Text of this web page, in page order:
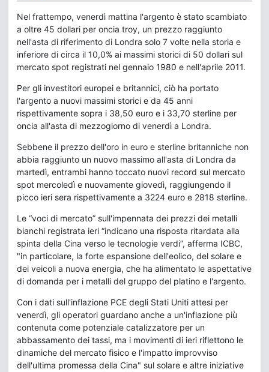
Nel frattempo, venerdì mattina l'argento è stato scambiato
a oltre 45 dollari per oncia troy, un prezzo raggiunto
nell'asta di riferimento di Londra solo 7 volte nella storia e
inferiore di circa il 10,0% ai massimi storici di 50 dollari sul
mercato spot registrati nel gennaio 1980 e nell'aprile 2011.
Per gli investitori europei e britannici, ciò ha portato
l'argento a nuovi massimi storici e da 45 anni
rispettivamente sopra i 38,50 euro e i 33,70 sterline per
oncia all'asta di mezzogiorno di venerdì a Londra.
Sebbene il prezzo dell'oro in euro e sterline britanniche non
abbia raggiunto un nuovo massimo all'asta di Londra da
martedì, entrambi hanno toccato nuovi record sul mercato
spot mercoledì e nuovamente giovedì, raggiungendo il
picco ieri sera rispettivamente a 3224 euro e 2818 sterline.
Le “voci di mercato” sull'impennata dei prezzi dei metalli
bianchi registrata ieri “indicano una risposta ritardata alla
spinta della Cina verso le tecnologie verdi”, afferma ICBC,
"in particolare, la forte espansione dell'eolico, del solare e
dei veicoli a nuova energia, che ha alimentato le aspettative
di domanda per i metalli del gruppo del platino e l'argento.
Con i dati sull'inflazione PCE degli Stati Uniti attesi per
venerdì, gli operatori guardano anche a un'inflazione più
contenuta come potenziale catalizzatore per un
abbassamento dei tassi, ma i movimenti di ieri riflettono le
dinamiche del mercato fisico e l'impatto improvviso
dell'ultima promessa della Cina" sul solare e altre iniziative